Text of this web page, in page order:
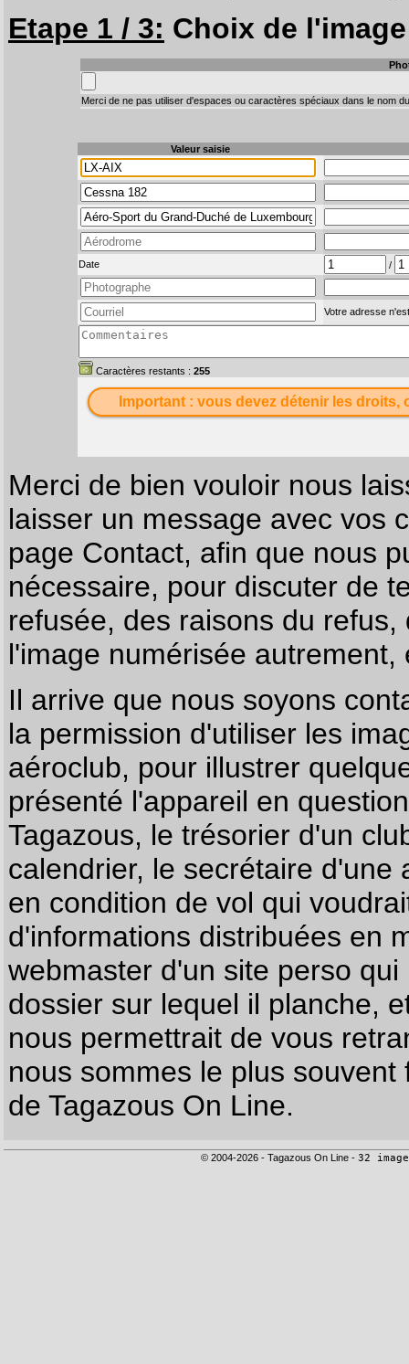
Etape 1 / 3: Choix de
Merci de ne pas utiliser d'espaces ou caractères spéciaux dans le nom
Valeur saisie
Date /
Votre adresse
Caractères restants : 255
Important : vous devez détenir les
Merci de bien vouloir nous
laisser un message avec vos
page Contact, afin que nous
nécessaire, pour discuter de
refusée, des raisons du
l'image numérisée autrement,
Il arrive que nous soyons
la permission d'utiliser les
aéroclub, pour illustrer
présenté l'appareil en
Tagazous, le trésorier d'un
calendrier, le secrétaire
en condition de vol qui
d'informations distribuées en
webmaster d'un site perso
dossier sur lequel il planche,
nous permettrait de vous
nous sommes le plus
de Tagazous On Line.
© 2004-2026 - Tagazous On Line - 32